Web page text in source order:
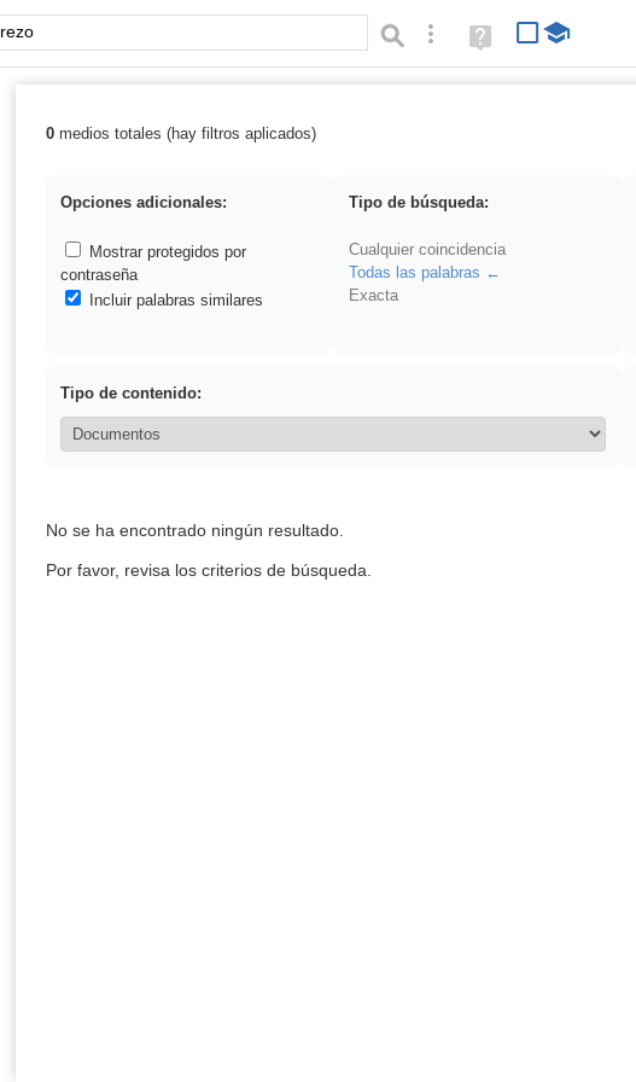
Palabra o frase: Búsqueda avanzada
Ayuda
(en
Resultados de: rezo
0medios totales (hay filtros aplicados)
Opciones adicionales:
Mostrar protegidos por
contraseña
Incluir palabras similares
Tipo de búsqueda:
Cualquier coincidencia
Todas las palabras
Exacta
Tipo de contenido:
No se ha encontrado ningún resultado.
Por favor, revisa los criterios de búsqueda.